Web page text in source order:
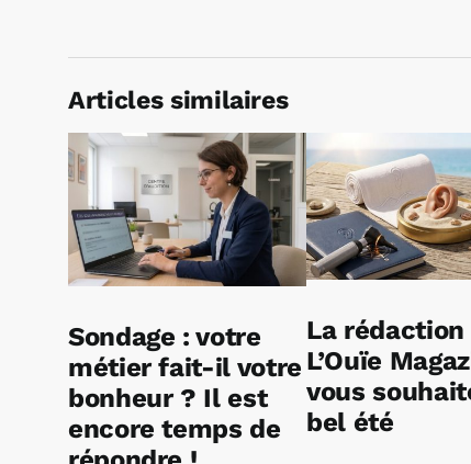
Articles similaires
Sondage : votre
métier fait-il votre
bonheur ? Il est
encore temps de
La rédaction
L’Ouïe
vous
bel été